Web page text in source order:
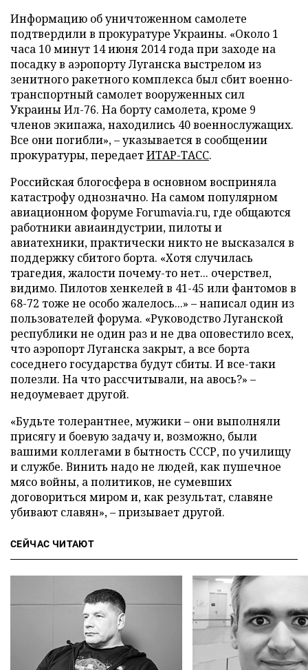
Информацию об уничтоженном самолете
подтвердили в прокуратуре Украины. «Около 1
часа 10 минут 14 июня 2014 года при заходе на
посадку в аэропорту Луганска выстрелом из
зенитного ракетного комплекса был сбит военно-
транспортный самолет вооруженных сил
Украины Ил-76. На борту самолета, кроме 9
членов экипажа, находились 40 военнослужащих.
Все они погибли», – указывается в сообщении
прокуратуры, передаетИТАР-ТАСС.
Российская блогосфера в основном восприняла
катастрофу однозначно. На самом популярном
авиационном форуме Forumavia.ru, где общаются
работники авиаиндустрии, пилоты и
авиатехники, практически никто не высказался в
поддержку сбитого борта. «Хотя случилась
трагедия, жалости почему-то нет... очерствел,
видимо. Пилотов хенкелей в 41-45 или фантомов в
68-72 тоже не особо жалелось...» – написал один из
пользователей форума. «Руководство Луганской
республики не один раз и не два оповестило всех,
что аэропорт Луганска закрыт, а все борта
соседнего государства будут сбиты. И все-таки
полезли. На что рассчитывали, на авось?» –
недоумевает другой.
«Будьте толерантнее, мужики – они выполняли
присягу и боевую задачу и, возможно, были
вашими коллегами в бытность СССР, по училищу
и службе. Винить надо не людей, как пушечное
мясо войны, а политиков, не сумевших
договориться миром и, как результат, славяне
убивают славян», – призывает другой.
СЕЙЧАС ЧИТАЮТ